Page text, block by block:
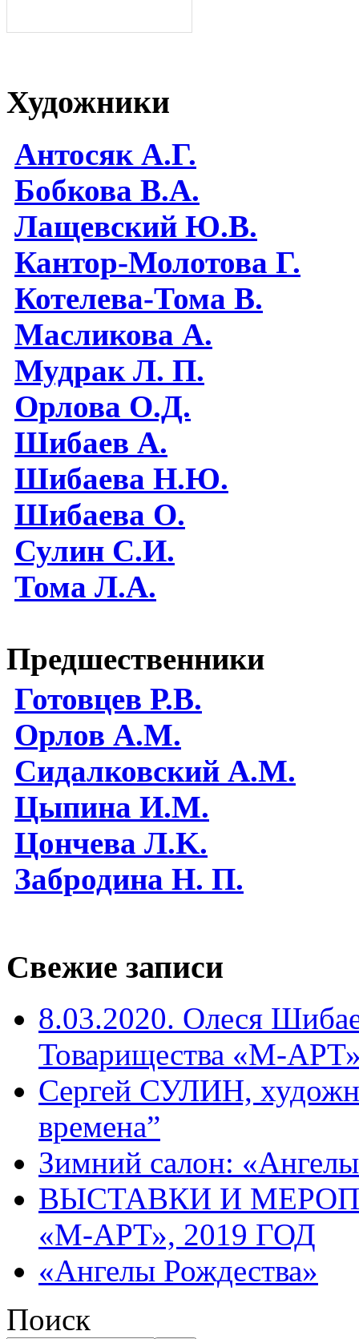
Художники
Антосяк А.Г.
Бобкова В.А.
Лащевский Ю.В.
Кантор-Молотова Г.
Котелева-Тома В.
Масликова А.
Мудрак Л. П.
Орлова О.Д.
Шибаев А.
Шибаева Н.Ю.
Шибаева O.
Сулин С.И.
Тома Л.А.
Предшественники
Готовцев Р.В.
Орлов А.М.
Сидалковский А.М.
Цыпина И.М.
Цончева Л.K.
Забродина Н. П.
Свежие записи
8.03.2020. Олеся
Товарищества «М-
Сергей СУЛИН,
времена”
Зимний салон:
ВЫСТАВКИ И
«М-АРТ», 2019 ГОД
«Ангелы Рождества»
Поиск